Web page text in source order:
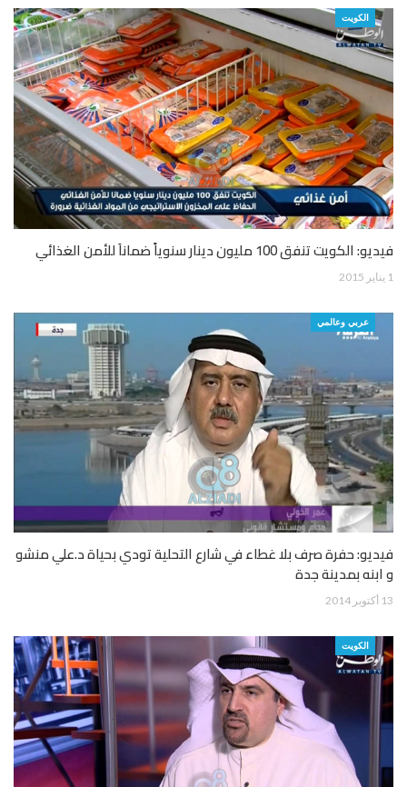
الكويت
فيديو: الكويت تنفق 100 مليون دينار سنوياً ضماناَ للأمن الغذائي
1 يناير 2015
عربي وعالمي
فيديو: حفرة صرف بلا غطاء في شارع التحلية تودي بحياة د.علي منشو
و ابنه بمدينة جدة
13 أكتوبر 2014
الكويت